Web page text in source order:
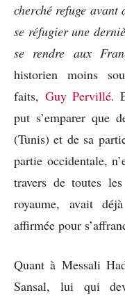
cherché refuge
se réfugier une
se rendre aux
historien moins
faits, Guy Pervillé.
put s’emparer que
(Tunis) et de sa
partie occidentale,
travers de toutes
royaume, avait
affirmée pour
Quant à Messali
Sansal, lui qui